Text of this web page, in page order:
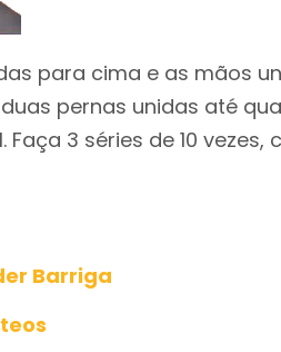
para cima e as mãos
pernas unidas até
3 séries de 10 vezes,
Barriga